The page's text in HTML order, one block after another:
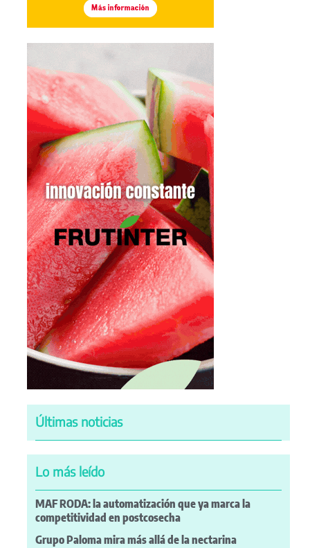
Últimas noticias
Lo más leído
MAF RODA: la automatización que ya marca la
competitividad en postcosecha
Grupo Paloma mira más allá de la nectarina